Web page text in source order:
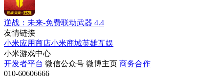
逆战：未来-免费联动武器 4.4
友情链接
小米应用商店小米商城英雄互娱
小米游戏中心
开发者平台 微信公众号 微博主页 商务合作
010-60606666